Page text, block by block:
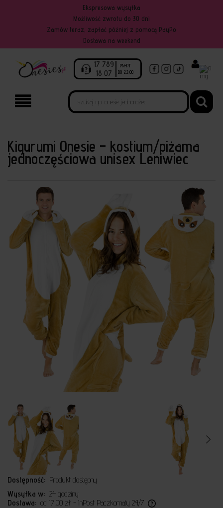
Ekspresowa wysyłka
Możliwość zwrotu do 30 dni
Zamów teraz, zapłać później z pomocą PayPo
Dostawa na weekend
17 789
18 07
PN-PT
DO 22:00
0
Kigurumi Onesie – kostium/piżama
jednoczęściowa unisex Leniwiec
Dostępność: Produkt dostępny
Wysyłka w: 24 godziny
Dostawa: od 17,00 zł - InPost Paczkomaty 24/7